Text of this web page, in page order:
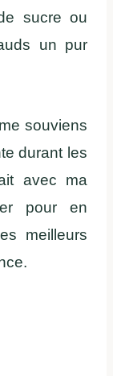
sucre ou
un pur
souviens
durant les
avec ma
pour en
meilleurs